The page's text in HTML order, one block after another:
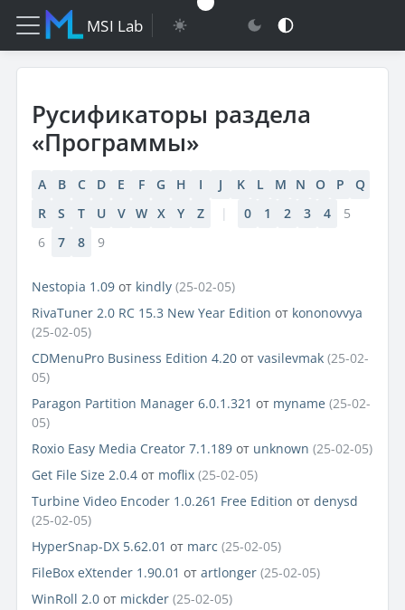
MSI Lab
Русификаторы раздела
«Программы»
A B C D E F G H I J K L M N O P
Q
R
S T U V W X Y Z | 0 1 2 3 4
5
6
7 8 9
Nestopia 1.09 от kindly (25-02-05)
RivaTuner 2.0 RC 15.3 New Year Edition от kononovvya
(25-02-05)
CDMenuPro Business Edition 4.20 от vasilevmak (25-02-
05)
Paragon Partition Manager 6.0.1.321 от myname (25-02-
05)
Roxio Easy Media Creator 7.1.189 от unknown (25-02-05)
Get File Size 2.0.4 от moflix (25-02-05)
Turbine Video Encoder 1.0.261 Free Edition от denysd
(25-02-05)
HyperSnap-DX 5.62.01 от marc (25-02-05)
FileBox eXtender 1.90.01 от artlonger (25-02-05)
WinRoll 2.0 от mickder (25-02-05)